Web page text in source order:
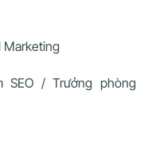
Marketing
SEO / Trưởng phòng